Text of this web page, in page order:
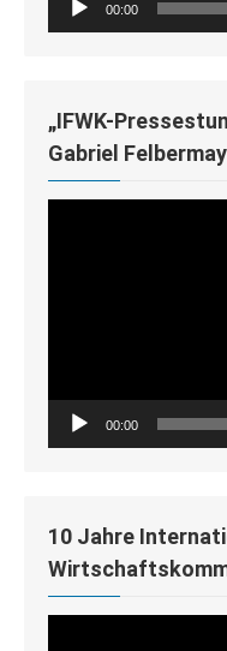
00:00
„IFWK-
Gabriel
00:00
10 Jahre